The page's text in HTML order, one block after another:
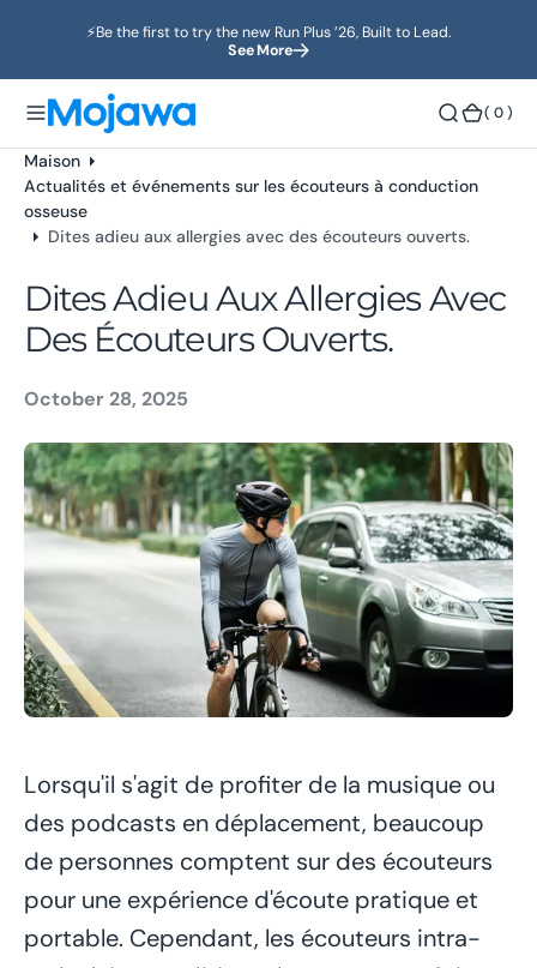
t
⚡️Be the first to try the new Run Plus ’26, Built to Lead.
See More
( 0 )
Maison
Actualités et événements sur les écouteurs à conduction
osseuse
Dites adieu aux allergies avec des écouteurs ouverts.
Dites Adieu Aux Allergies Avec
Des Écouteurs Ouverts.
October 28, 2025
Lorsqu'il s'agit de profiter de la musique ou
des podcasts en déplacement, beaucoup
de personnes comptent sur des écouteurs
pour une expérience d'écoute pratique et
portable. Cependant, les écouteurs intra-